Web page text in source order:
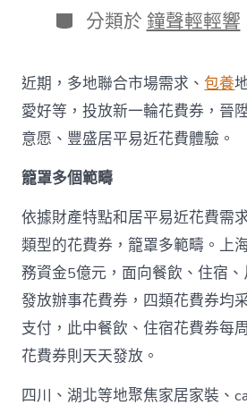
日
期
分
類
分類於 鐘聲輕輕響
近期，多地聯合市場需求、包養
愛好等，投放新一輪花費券，晉
意愿、豐盛居平易近花費體驗。
籠罩多個範疇
依據財產特點和居平易近花費需
類型的花費券，籠罩多範疇。上
務資金5億元，面向餐飲、住宿
發放辦事花費券，四類花費券均
支付，此中餐飲、住宿花費券每
花費券則天天發放。
四川、湖北等地聚焦家居家裝、